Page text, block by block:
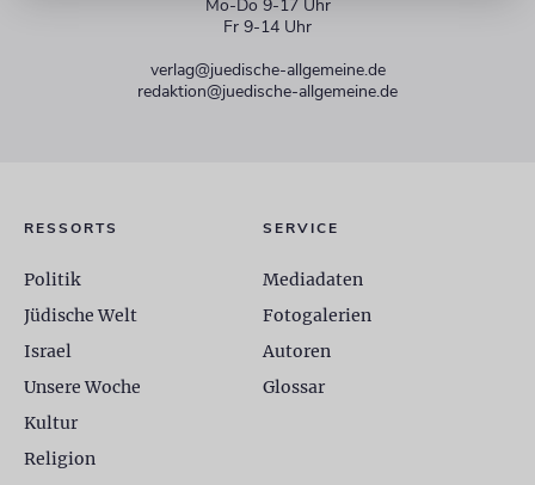
Mo-Do 9-17 Uhr
Fr 9-14 Uhr
verlag@juedische-allgemeine.de
redaktion@juedische-allgemeine.de
RESSORTS
Politik
Jüdische Welt
Israel
Unsere Woche
Kultur
Religion
SERVICE
Mediadaten
Fotogalerien
Autoren
Glossar